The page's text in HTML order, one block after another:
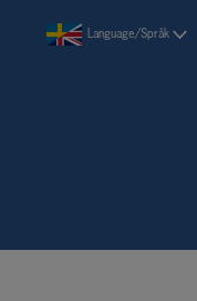
Language/Språk